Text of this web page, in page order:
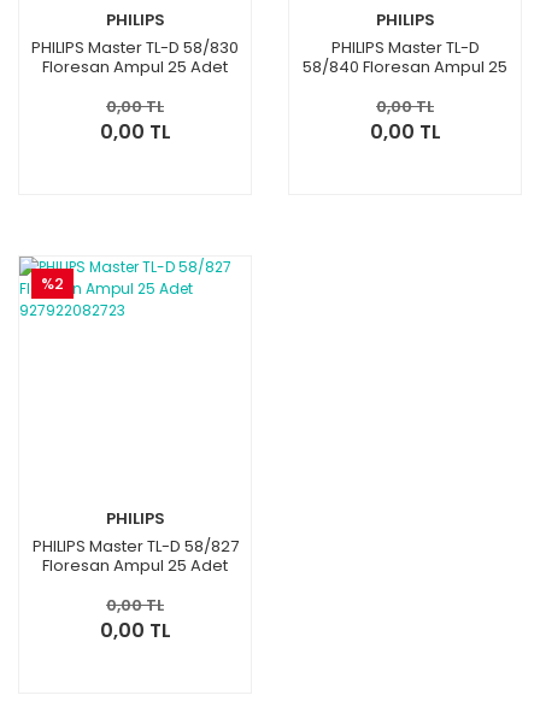
PHILIPS
PHILIPS Master TL-D 58/830
Floresan Ampul 25 Adet
0,00 TL
0,00 TL
PHILIPS
PHILIPS Master TL-D
58/840 Floresan Ampul 25
0,00 TL
0,00 TL
%2
PHILIPS
PHILIPS Master TL-D 58/827
Floresan Ampul 25 Adet
0,00 TL
0,00 TL